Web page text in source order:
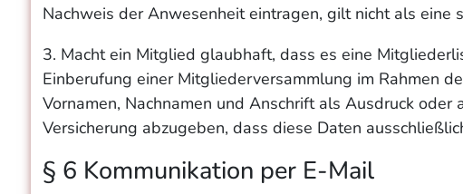
Nachweis der Anwesenheit eintragen, gilt nicht als eine
3. Macht ein Mitglied glaubhaft, dass es eine
Einberufung einer Mitgliederversammlung im Rahmen
Vornamen, Nachnamen und Anschrift als Ausdruck
Versicherung abzugeben, dass diese Daten
§ 6 Kommunikation per E-Mail